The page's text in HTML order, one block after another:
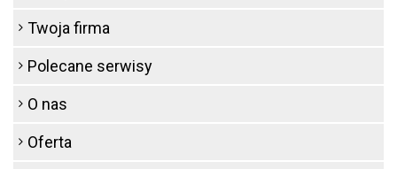
Twoja firma
Polecane serwisy
O nas
Oferta